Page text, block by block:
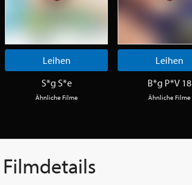
Leihen
S*g S*e
Ähnliche Filme
Leihen
B*g P*V 18
Ähnliche Filme
Filmdetails